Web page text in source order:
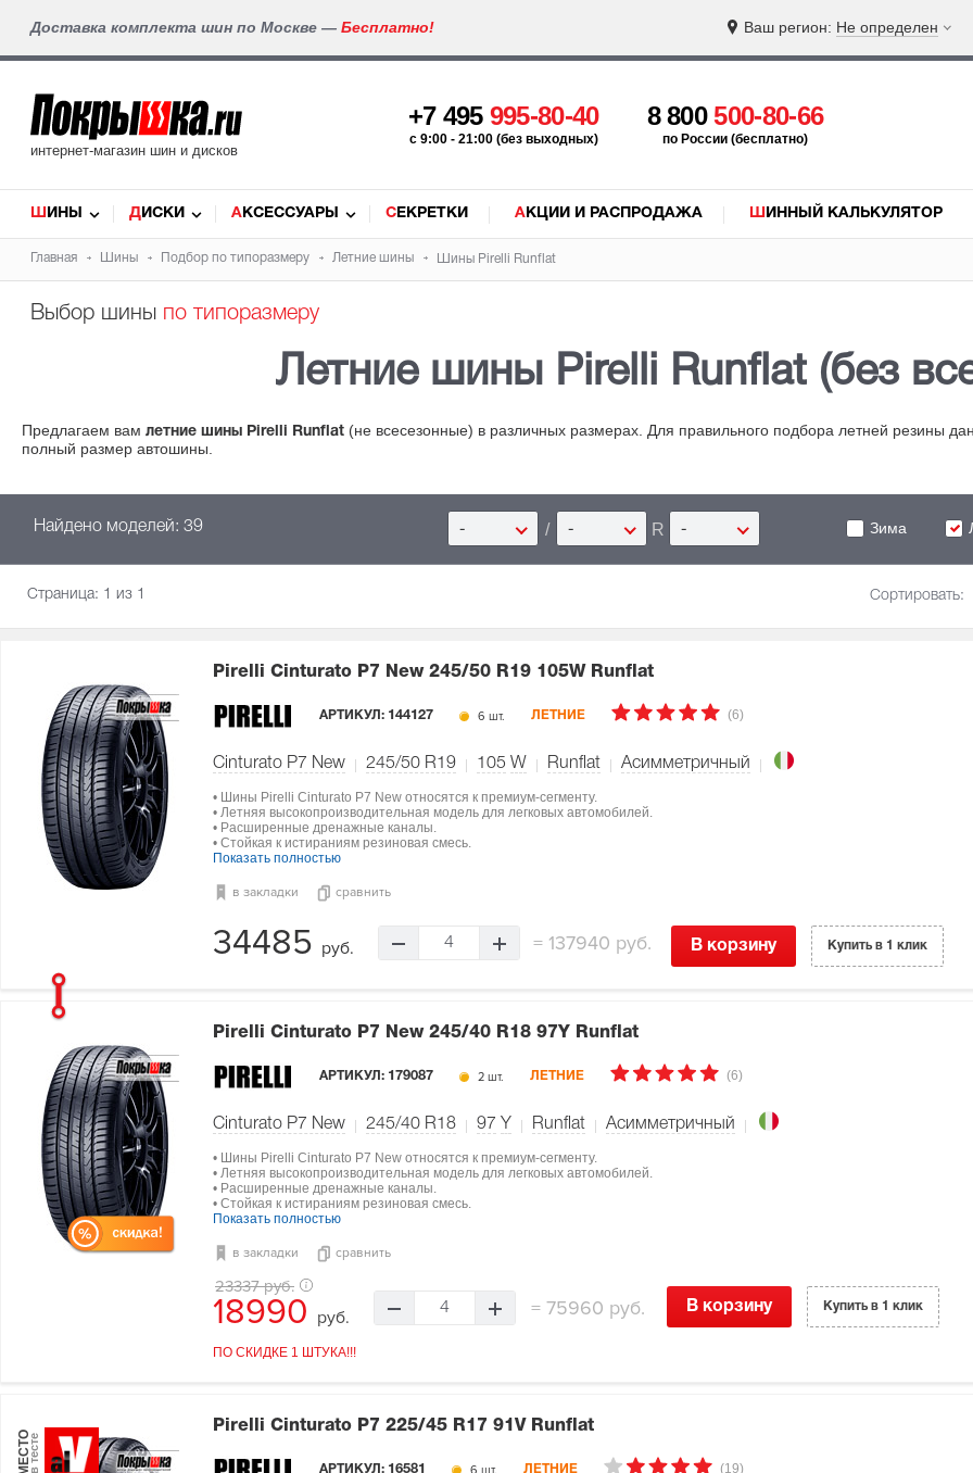
Доставка комплекта шин по Москве — Бесплатно! Ваш регион: Не определен
интернет-магазин шин и дисков
+7 495 995-80-40
c 9:00 - 21:00 (без выходных)
8 800500-80-66
по России (бесплатно)
ШИНЫ ДИСКИ АКСЕССУАРЫ СЕКРЕТКИ АКЦИИ И РАСПРОДАЖА ШИННЫЙ КАЛЬКУЛЯТОР
Главная Шины Подбор по типоразмеру Летние шины Шины Pirelli Runflat
Выбор шины по типоразмеру
Летние шины Pirelli Runflat (без
Предлагаем вам летние шины Pirelli Runflat (не всесезонные) в различных размерах. Для правильного подбора летней резины
полный размер автошины.
Найдено моделей: 39 - / - R - Зима
Страница: 1 из 1 Сортировать:
Pirelli Cinturato P7 New 245/50 R19 105W Runflat
АРТИКУЛ: 144127 6 шт. ЛЕТНИЕ (6)
Cinturato P7 New 245/50 R19 105 W Runflat Асимметричный
• Шины Pirelli Cinturato P7 New относятся к премиум-сегменту.
• Летняя высокопроизводительная модель для легковых автомобилей.
• Расширенные дренажные каналы.
• Стойкая к истираниям резиновая смесь.
Показать полностью
в закладки сравнить
34485 руб. 4 = 137940 руб. В корзину Купить в 1 клик
Pirelli Cinturato P7 New 245/40 R18 97Y Runflat
АРТИКУЛ: 179087 2 шт. ЛЕТНИЕ (6)
Cinturato P7 New 245/40 R18 97 Y Runflat Асимметричный
• Шины Pirelli Cinturato P7 New относятся к премиум-сегменту.
• Летняя высокопроизводительная модель для легковых автомобилей.
• Расширенные дренажные каналы.
• Стойкая к истираниям резиновая смесь.
Показать полностью
в закладки сравнить
23337 руб.
18990 руб. 4 = 75960 руб. В корзину Купить в 1 клик
ПО СКИДКЕ 1 ШТУКА!!!
МЕСТОв тесте
Pirelli Cinturato P7 225/45 R17 91V Runflat
АРТИКУЛ: 16581 ЛЕТНИЕ (19)